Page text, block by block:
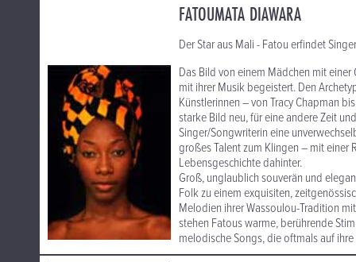
FATOUMATA DIAWARA
Der Star aus Mali - Fatou erfindet
Das Bild von einem Mädchen mit
mit ihrer Musik begeistert. Den
Künstlerinnen – von Tracy Chapman
starke Bild neu, für eine andere Zeit
Singer/Songwriterin eine
großes Talent zum Klingen – mit einer
Lebensgeschichte dahinter.
Groß, unglaublich souverän und
Folk zu einem exquisiten,
Melodien ihrer Wassoulou-Tradition
stehen Fatous warme, berührende
melodische Songs, die oftmals auf